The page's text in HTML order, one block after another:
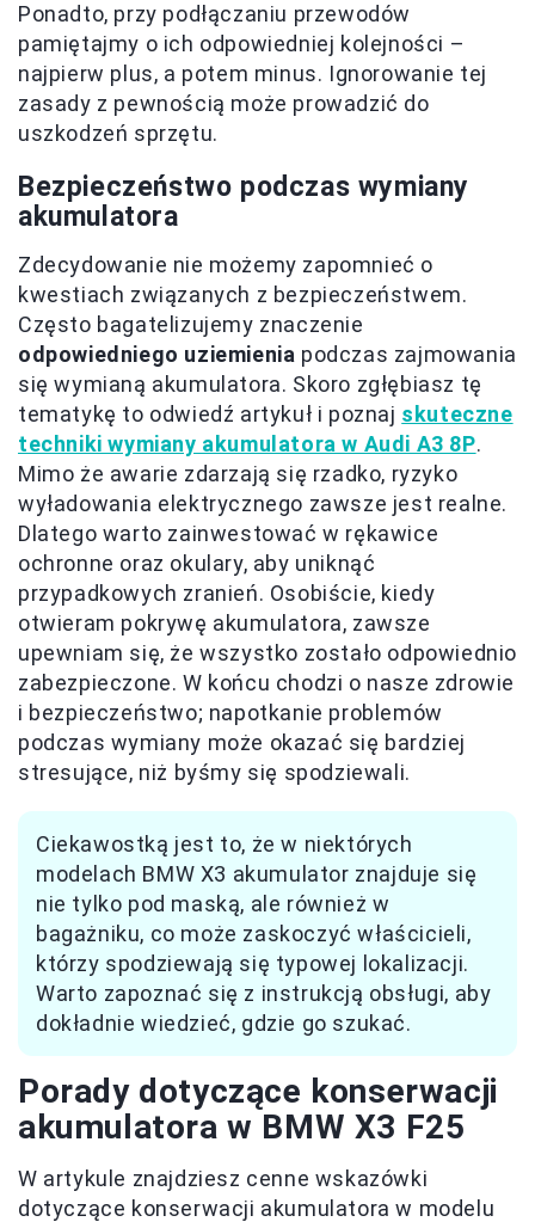
Ponadto, przy podłączaniu przewodów
pamiętajmy o ich odpowiedniej kolejności –
najpierw plus, a potem minus. Ignorowanie tej
zasady z pewnością może prowadzić do
uszkodzeń sprzętu.
Bezpieczeństwo podczas wymiany
akumulatora
Zdecydowanie nie możemy zapomnieć o
kwestiach związanych z bezpieczeństwem.
Często bagatelizujemy znaczenie
odpowiedniego uziemienia podczas zajmowania
się wymianą akumulatora. Skoro zgłębiasz tę
tematykę to odwiedź artykuł i poznaj skuteczne
techniki wymiany akumulatora w Audi A3 8P.
Mimo że awarie zdarzają się rzadko, ryzyko
wyładowania elektrycznego zawsze jest realne.
Dlatego warto zainwestować w rękawice
ochronne oraz okulary, aby uniknąć
przypadkowych zranień. Osobiście, kiedy
otwieram pokrywę akumulatora, zawsze
upewniam się, że wszystko zostało odpowiednio
zabezpieczone. W końcu chodzi o nasze zdrowie
i bezpieczeństwo; napotkanie problemów
podczas wymiany może okazać się bardziej
stresujące, niż byśmy się spodziewali.
Ciekawostką jest to, że w niektórych
modelach BMW X3 akumulator znajduje się
nie tylko pod maską, ale również w
bagażniku, co może zaskoczyć właścicieli,
którzy spodziewają się typowej lokalizacji.
Warto zapoznać się z instrukcją obsługi, aby
dokładnie wiedzieć, gdzie go szukać.
Porady dotyczące konserwacji
akumulatora w BMW X3 F25
W artykule znajdziesz cenne wskazówki
dotyczące konserwacji akumulatora w modelu